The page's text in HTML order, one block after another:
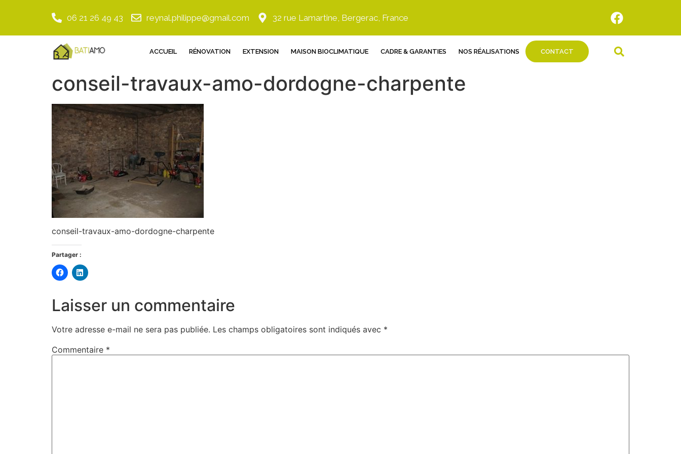
06 21 26 49 43 reynal.philippe@gmail.com 32 rue Lamartine, Bergerac, France
ACCUEIL RÉNOVATION EXTENSION MAISON BIOCLIMATIQUE CADRE & GARANTIES NOS RÉALISATIONS CONTACT
conseil-travaux-amo-dordogne-charpente
conseil-travaux-amo-dordogne-charpente
Partager :
Cliquez
pour
Facebook(ouvre
dans
une
Cliquez
pour
dans
une
Laisser un commentaire
Votre adresse e-mail ne sera pas publiée. Les champs obligatoires sont indiqués avec *
Commentaire *